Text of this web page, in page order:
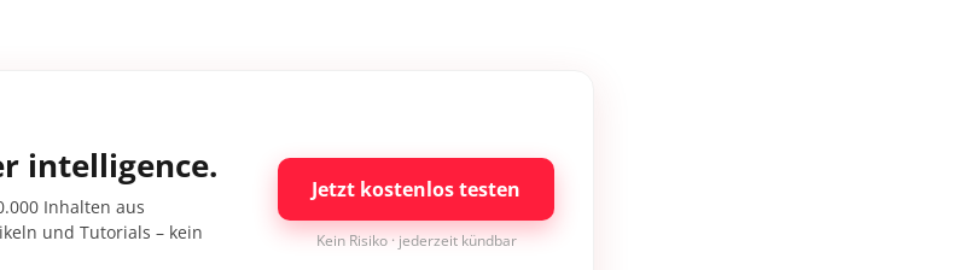
intelligence.
Inhalten aus
und Tutorials – kein
Jetzt kostenlos testen
Kein Risiko · jederzeit kündbar